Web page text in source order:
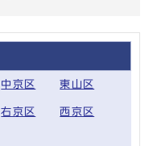
中京区 東山区
右京区 西京区